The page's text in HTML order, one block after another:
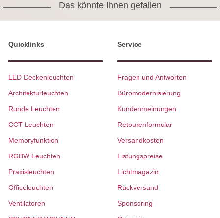
Das könnte Ihnen gefallen
Quicklinks
LED Deckenleuchten
Architekturleuchten
Runde Leuchten
CCT Leuchten
Memoryfunktion
RGBW Leuchten
Praxisleuchten
Officeleuchten
Ventilatoren
Service
Fragen und Antworten
Büromodernisierung
Kundenmeinungen
Retourenformular
Versandkosten
Listungspreise
Lichtmagazin
Rückversand
Sponsoring